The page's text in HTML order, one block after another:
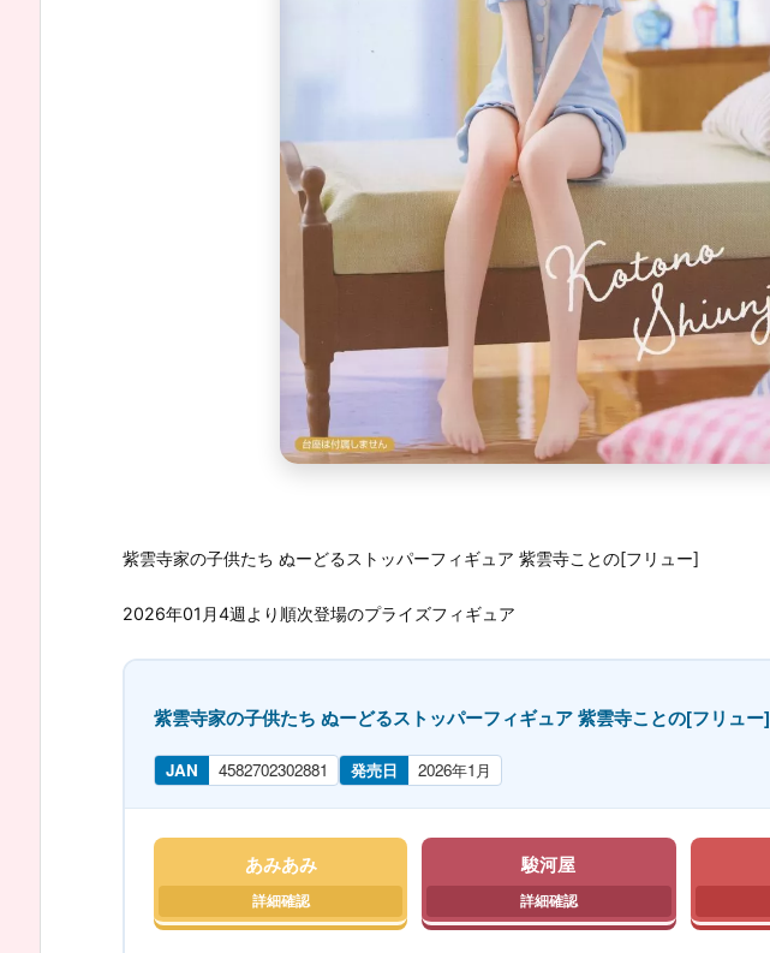
紫雲寺家の子供たち ぬーどるストッパーフィギュア 紫雲寺ことの[フリュー]
2026年01月4週より順次登場のプライズフィギュア
紫雲寺家の子供たち ぬーどるストッパーフィギュア 紫雲寺ことの[フリュー]
JAN 4582702302881 発売日 2026年1月
あみあみ 駿河屋